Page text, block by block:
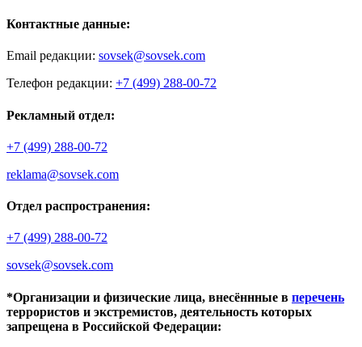
Контактные данные:
Email редакции: sovsek@sovsek.com
Телефон редакции: +7 (499) 288-00-72
Рекламный отдел:
+7 (499) 288-00-72
reklama@sovsek.com
Отдел распространения:
+7 (499) 288-00-72
sovsek@sovsek.com
*Организации и физические лица, внесённные в перечень
террористов и экстремистов, деятельность которых
запрещена в Российской Федерации: